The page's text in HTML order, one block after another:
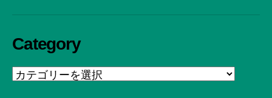
Category
Category